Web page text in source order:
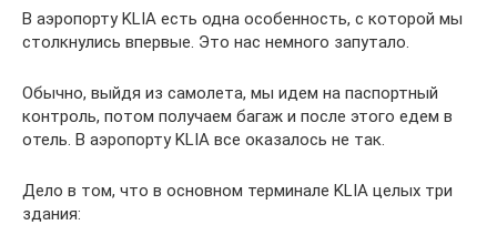
В аэропорту KLIA есть одна особенность, с которой мы
столкнулись впервые. Это нас немного запутало.
Обычно, выйдя из самолета, мы идем на паспортный
контроль, потом получаем багаж и после этого едем в
отель. В аэропорту KLIA все оказалось не так.
Дело в том, что в основном терминале KLIA целых три
здания: